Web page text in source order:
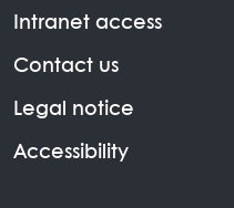
Intranet access
Contact us
Legal notice
Accessibility